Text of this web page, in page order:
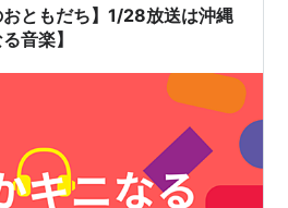
2003年12月）
、2008年11月再発）
6月）
asin:B0009I8V9A
Sound Tracks「BEST」
おともだち】1/28放送は沖縄
音楽】